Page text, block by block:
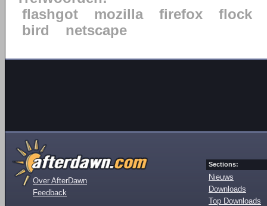
flashgot
mozilla firefox
flock
bird
netscape
Over AfterDawn
Feedback
Sections:
Nieuws
Downloads
Top Downloads